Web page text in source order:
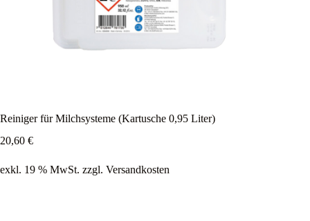
Reiniger für Milchsysteme (Kartusche 0,95 Liter)
20,60 €
exkl. 19 % MwSt. zzgl. Versandkosten